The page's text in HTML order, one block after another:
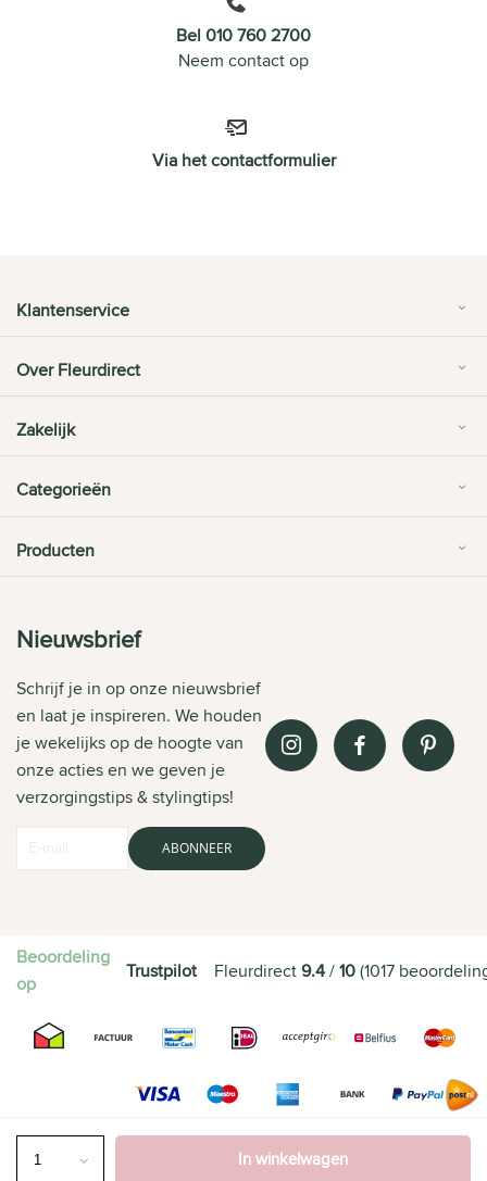
Bel 010 760 2700
Neem contact op
Via het contactformulier
Klantenservice
Over Fleurdirect
Zakelijk
Categorieën
Producten
Nieuwsbrief
Schrijf je in op onze nieuwsbrief
en laat je inspireren. We houden
je wekelijks op de hoogte van
onze acties en we geven je
verzorgingstips & stylingtips!
ABONNEER
Beoordeling
op
Trustpilot Fleurdirect9.4/10(1017
In winkelwagen